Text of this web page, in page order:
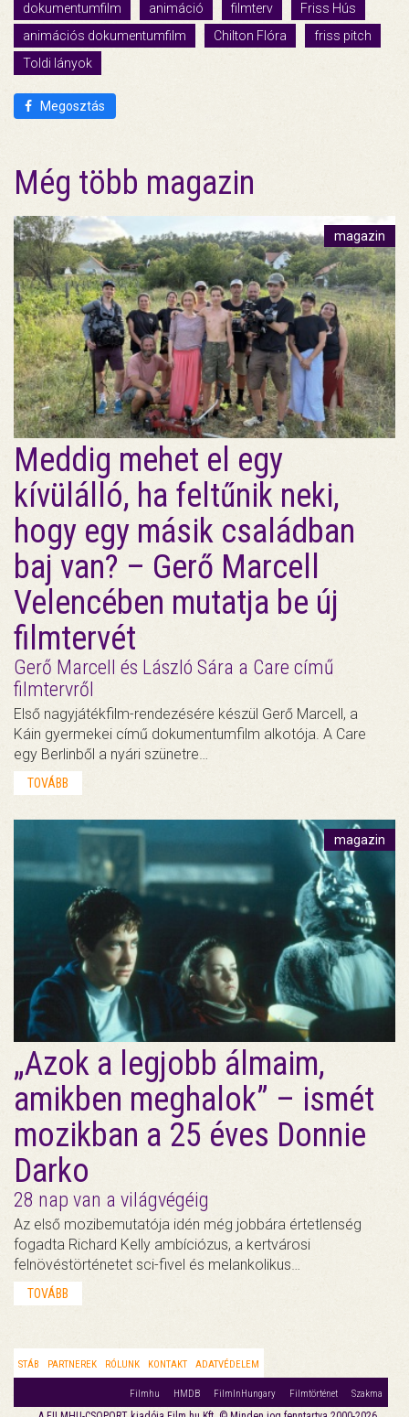
dokumentumfilm animáció filmterv
Friss Hús
animációs dokumentumfilm
Chilton Flóra
friss pitch
Toldi lányok
Megosztás
Még több magazin
magazin
Meddig mehet el egy
kívülálló, ha feltűnik neki,
hogy egy másik családban
baj van? – Gerő Marcell
Velencében mutatja be új
filmtervét
Gerő Marcell és László Sára a Care című
filmtervről
Első nagyjátékfilm-rendezésére készül Gerő Marcell, a
Káin gyermekei című dokumentumfilm alkotója. A Care
egy Berlinből a nyári szünetre…
TOVÁBB
magazin
„Azok a legjobb álmaim,
amikben meghalok” – ismét
mozikban a 25 éves Donnie
Darko
28 nap van a világvégéig
Az első mozibemutatója idén még jobbára értetlenség
fogadta Richard Kelly ambíciózus, a kertvárosi
felnövéstörténetet sci-fivel és melankolikus…
TOVÁBB
STÁB PARTNEREK RÓLUNK KONTAKT ADATVÉDELEM
Filmhu HMDB FilmInHungary Filmtörténet Szakma